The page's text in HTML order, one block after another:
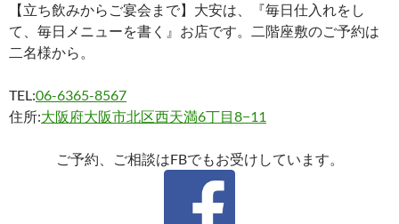
【立ち飲みからご宴会まで】大安は、『毎日仕入れをし
て、毎日メニューを書く』お店です。二階座敷のご予約は
二名様から。
TEL:06-6365-8567
住所:大阪府大阪市北区西天満6丁目8−11
ご予約、ご相談はFBでもお受けしています。